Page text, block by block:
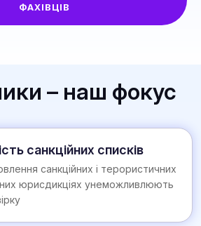
ФАХІВЦІВ
– наш фокус
санкційних списків
санкційних і терористичних
юрисдикціях унеможливлюють